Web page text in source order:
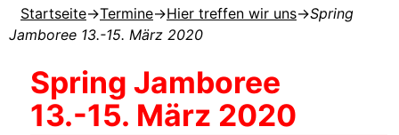
Startseite→Termine→Hier treffen wir uns→Spring
Jamboree 13.-15. März 2020
Spring Jamboree
13.-15. März 2020